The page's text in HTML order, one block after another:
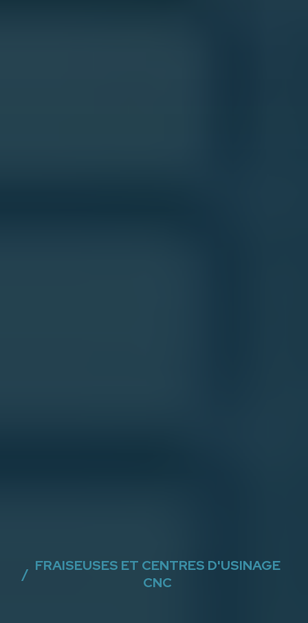
/ FRAISEUSES ET CENTRES D'USINAGE
CNC